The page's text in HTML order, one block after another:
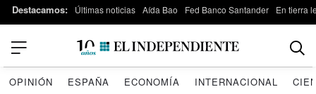
Destacamos: Últimas noticias Aída Bao Fed Banco Santander En tierra
OPINIÓN ESPAÑA ECONOMÍA INTERNACIONAL